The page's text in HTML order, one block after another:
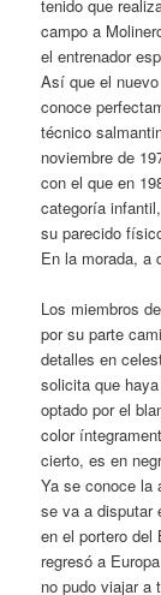
tenido que
campo a
el entrenador
Así que el
conoce
técnico
noviembre de
con el que en
categoría
su parecido
En la morada, a
Los miembros
por su parte
detalles en
solicita que
optado por el
color
cierto, es en
Ya se conoce la
se va a disputar
en el portero del
regresó a
no pudo viajar a